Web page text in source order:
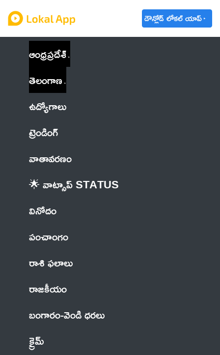
డౌన్లోడ్ లోకల్ యాప్
ఆంధ్రప్రదేశ్
తెలంగాణ
ఉద్యోగాలు
ట్రెండింగ్
వాతావరణం
🌟 వాట్సాప్ STATUS
వినోదం
పంచాంగం
రాశి ఫలాలు
రాజకీయం
బంగారం-వెండి ధరలు
క్రైమ్